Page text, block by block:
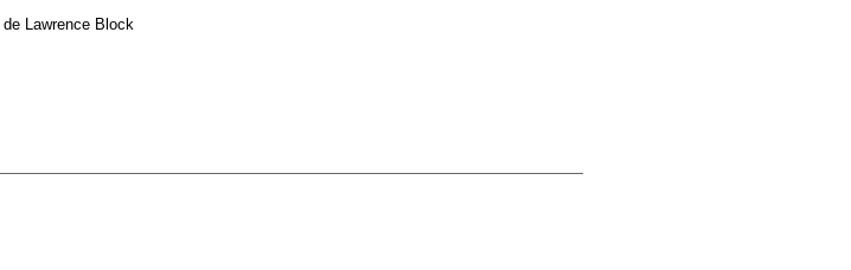
de Lawrence Block